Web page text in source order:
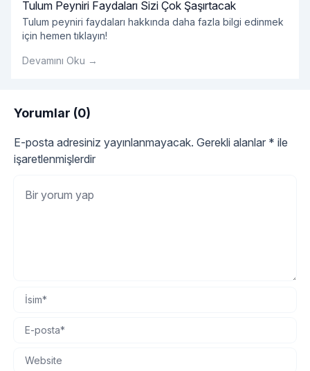
Tulum Peyniri Faydaları Sizi Çok Şaşırtacak
Tulum peyniri faydaları hakkında daha fazla bilgi edinmek
için hemen tıklayın!
Devamını Oku →
Yorumlar (0)
E-posta adresiniz yayınlanmayacak. Gerekli alanlar * ile
işaretlenmişlerdir